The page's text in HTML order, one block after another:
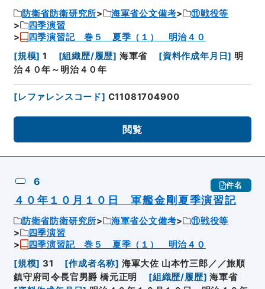
防衛省防衛研究所 海軍省公文備考
⑪戦役等
四季演習
四季演習記 巻５ 夏季（１） 明治４０
[規模] 1 [組織歴/履歴] 海軍省 [資料作成年月日] 明
治４０年～明治４０年
[レファレンスコード] C11081704900
閲覧
6 件名
４０年１０月１０日 軍艦金剛夏季演習記
防衛省防衛研究所 海軍省公文備考
⑪戦役等
四季演習
四季演習記 巻５ 夏季（１） 明治４０
[規模] 31 [作成者名称] 海軍大佐 山本竹三郎／／旅順
鎮守府司令長官男爵 橋元正明
[組織歴/履歴] 海軍省